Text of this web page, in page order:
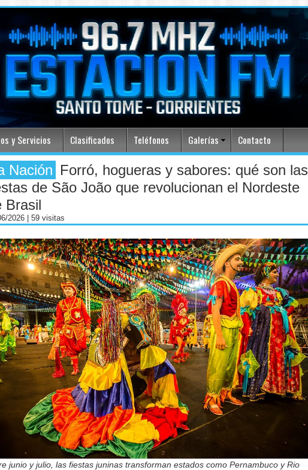
y Servicios Clasificados Teléfonos Galerías Contacto
Nación Forró, hogueras y sabores: qué son las
de São João que revolucionan el Nordeste
Brasil
2026 | 59 visitas
junio y julio, las fiestas juninas transforman estados como Pernambuco y Rio